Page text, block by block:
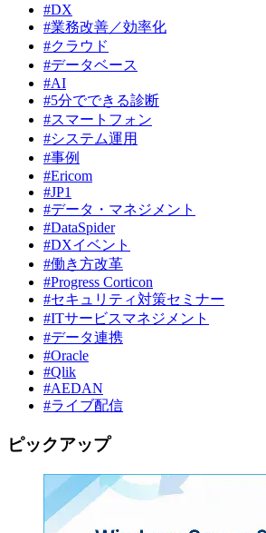
#DX
#業務改善／効率化
#クラウド
#データベース
#AI
#5分でできる診断
#スマートフォン
#システム運用
#事例
#Ericom
#JP1
#データ・マネジメント
#DataSpider
#DXイベント
#働き方改革
#Progress Corticon
#セキュリティ対策セミナー
#ITサービスマネジメント
#データ連携
#Oracle
#Qlik
#AEDAN
#ライブ配信
ピックアップ